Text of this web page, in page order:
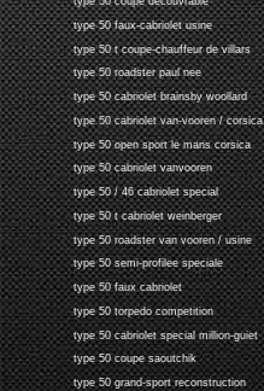
type 50 faux-cabriolet usine
type 50 t coupe-chauffeur de villars
type 50 roadster paul nee
type 50 cabriolet brainsby woollard
type 50 cabriolet van-vooren / corsica
type 50 open sport le mans corsica
type 50 cabriolet vanvooren
type 50 / 46 cabriolet special
type 50 t cabriolet weinberger
type 50 roadster van vooren / usine
type 50 semi-profilee speciale
type 50 faux cabriolet
type 50 torpedo competition
type 50 cabriolet special million-guiet
type 50 coupe saoutchik
type 50 grand-sport reconstruction